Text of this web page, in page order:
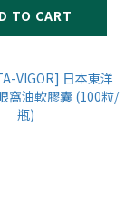
TO CART